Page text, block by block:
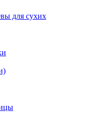
для сухих